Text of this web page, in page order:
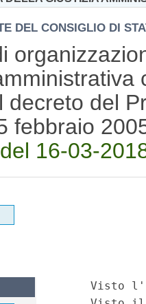
DEL CONSIGLIO DI
decreto del
febbraio
16-03-